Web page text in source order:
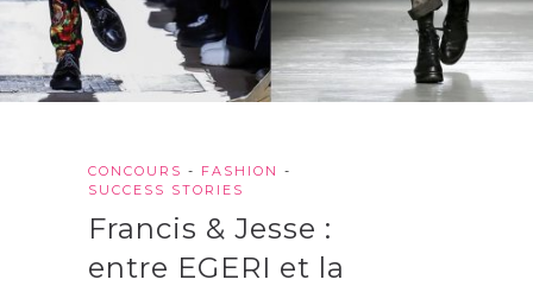
CONCOURS - FASHION -
SUCCESS STORIES
Francis & Jesse :
entre EGERI et la